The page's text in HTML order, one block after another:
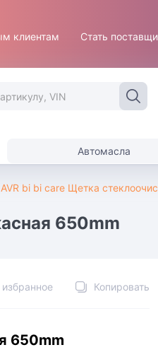
клиентам Стать
Автомасла
bi bi care Щетка
650mm
Копировать
650mm